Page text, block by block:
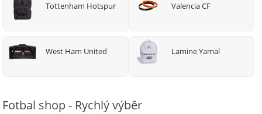
Tottenham Hotspur Valencia CF
West Ham United Lamine Yamal
Fotbal shop - Rychlý výběr